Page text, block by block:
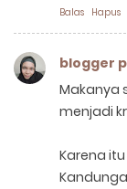
Balas Hapus
blogger
Makanya
menjadi
Karena